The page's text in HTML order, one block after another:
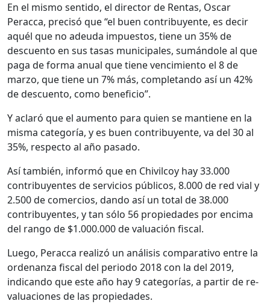
En el mismo sentido, el director de Rentas, Oscar
Peracca, precisó que “el buen contribuyente, es decir
aquél que no adeuda impuestos, tiene un 35% de
descuento en sus tasas municipales, sumándole al que
paga de forma anual que tiene vencimiento el 8 de
marzo, que tiene un 7% más, completando así un 42%
de descuento, como beneficio”.
Y aclaró que el aumento para quien se mantiene en la
misma categoría, y es buen contribuyente, va del 30 al
35%, respecto al año pasado.
Así también, informó que en Chivilcoy hay 33.000
contribuyentes de servicios públicos, 8.000 de red vial y
2.500 de comercios, dando así un total de 38.000
contribuyentes, y tan sólo 56 propiedades por encima
del rango de $1.000.000 de valuación fiscal.
Luego, Peracca realizó un análisis comparativo entre la
ordenanza fiscal del periodo 2018 con la del 2019,
indicando que este año hay 9 categorías, a partir de re-
valuaciones de las propiedades.